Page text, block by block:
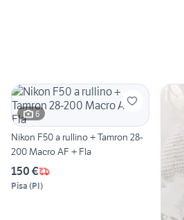
6
Nikon F50 a rullino + Tamron 28-
200 Macro AF + Fla
150 €
Pisa (PI)